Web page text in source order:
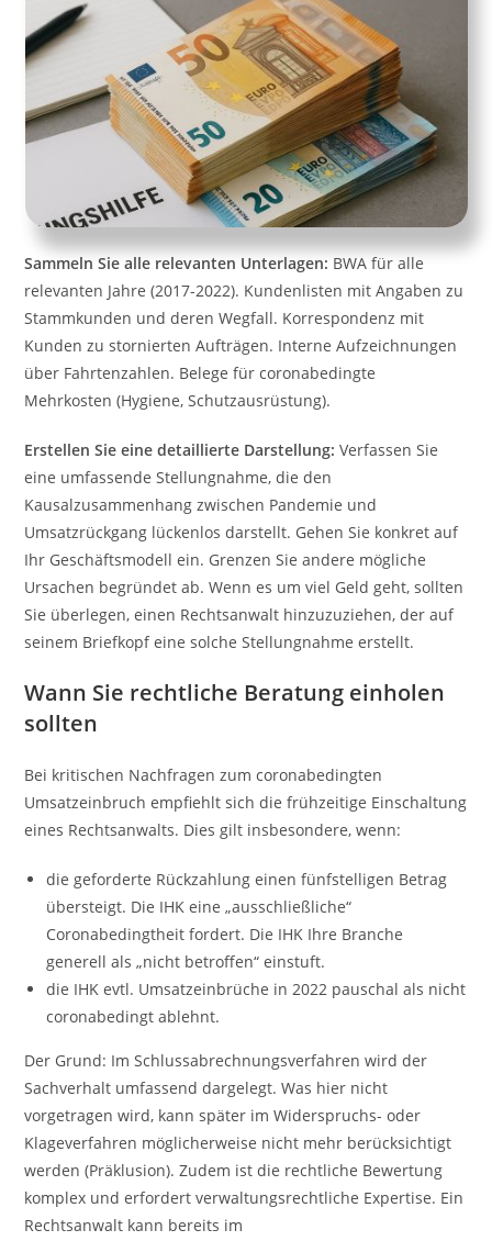
Sammeln Sie alle relevanten Unterlagen: BWA für alle
relevanten Jahre (2017-2022). Kundenlisten mit Angaben zu
Stammkunden und deren Wegfall. Korrespondenz mit
Kunden zu stornierten Aufträgen. Interne Aufzeichnungen
über Fahrtenzahlen. Belege für coronabedingte
Mehrkosten (Hygiene, Schutzausrüstung).
Erstellen Sie eine detaillierte Darstellung: Verfassen Sie
eine umfassende Stellungnahme, die den
Kausalzusammenhang zwischen Pandemie und
Umsatzrückgang lückenlos darstellt. Gehen Sie konkret auf
Ihr Geschäftsmodell ein. Grenzen Sie andere mögliche
Ursachen begründet ab. Wenn es um viel Geld geht, sollten
Sie überlegen, einen Rechtsanwalt hinzuzuziehen, der auf
seinem Briefkopf eine solche Stellungnahme erstellt.
Wann Sie rechtliche Beratung einholen
sollten
Bei kritischen Nachfragen zum coronabedingten
Umsatzeinbruch empfiehlt sich die frühzeitige Einschaltung
eines Rechtsanwalts. Dies gilt insbesondere, wenn:
die geforderte Rückzahlung einen fünfstelligen Betrag
übersteigt. Die IHK eine „ausschließliche“
Coronabedingtheit fordert. Die IHK Ihre Branche
generell als „nicht betroffen“ einstuft.
die IHK evtl. Umsatzeinbrüche in 2022 pauschal als nicht
coronabedingt ablehnt.
Der Grund: Im Schlussabrechnungsverfahren wird der
Sachverhalt umfassend dargelegt. Was hier nicht
vorgetragen wird, kann später im Widerspruchs- oder
Klageverfahren möglicherweise nicht mehr berücksichtigt
werden (Präklusion). Zudem ist die rechtliche Bewertung
komplex und erfordert verwaltungsrechtliche Expertise. Ein
Rechtsanwalt kann bereits im